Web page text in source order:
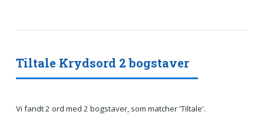
Tiltale Krydsord 2 bogstaver
Vi fandt 2 ord med 2 bogstaver, som matcher 'Tiltale'.